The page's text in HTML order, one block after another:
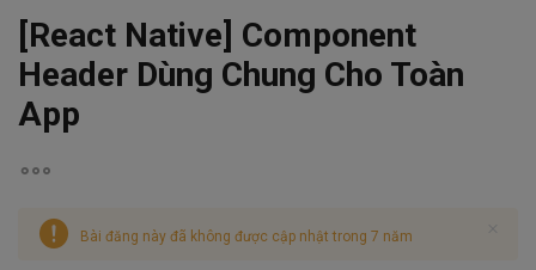
[React Native] Component
Header Dùng Chung Cho Toàn
App
Bài đăng này đã không được cập nhật trong 7 năm